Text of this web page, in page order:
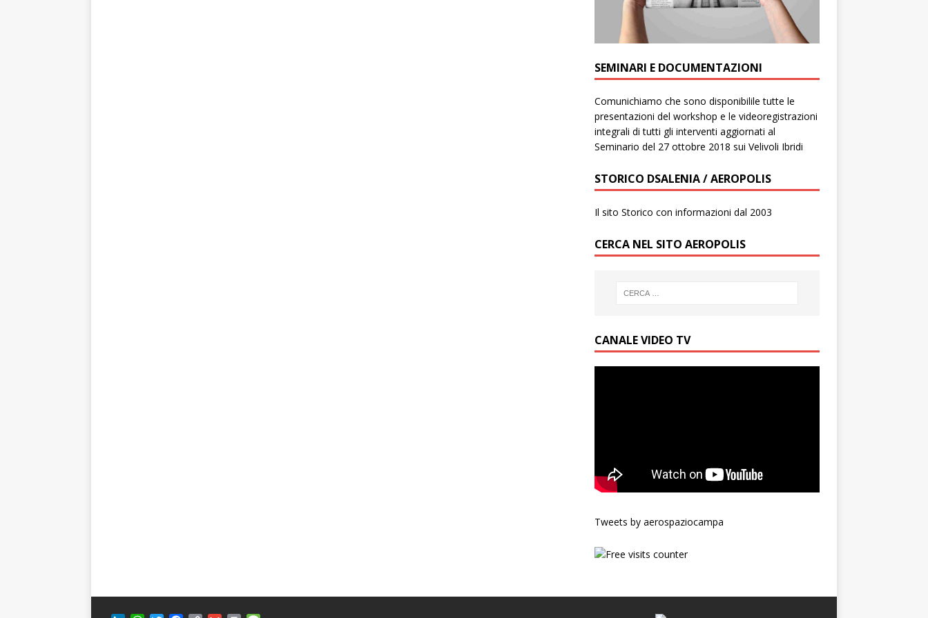
SEMINARI E DOCUMENTAZIONI
Comunichiamo che sono disponibilile tutte le
presentazioni del workshop e le videoregistrazioni
integrali di tutti gli interventi aggiornati al
Seminario del 27 ottobre 2018 sui Velivoli Ibridi
STORICO DSALENIA / AEROPOLIS
Il sito Storico con informazioni dal 2003
CERCA NEL SITO AEROPOLIS
CANALE VIDEO TV
Tweets by aerospaziocampa